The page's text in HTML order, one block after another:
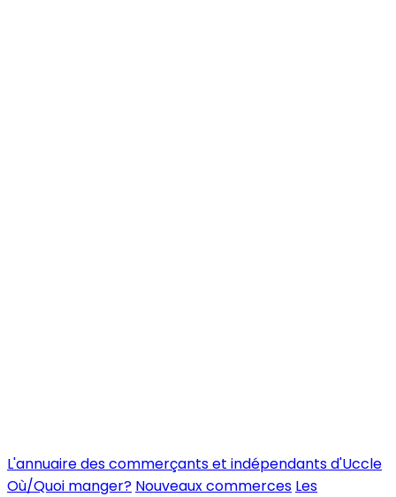
L'annuaire des commerçants et indépendants d'Uccle
Où/Quoi manger? Nouveaux commerces Les